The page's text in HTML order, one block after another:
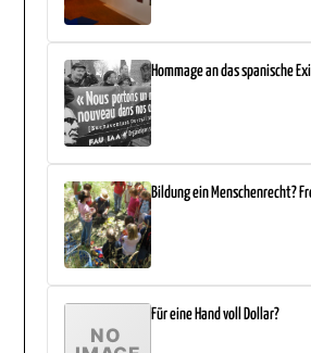
Hommage an das spanische Exil
Bildung ein Menschenrecht?
Für eine Hand voll Dollar?